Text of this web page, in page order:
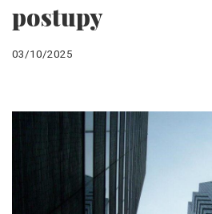
postupy
03/10/2025